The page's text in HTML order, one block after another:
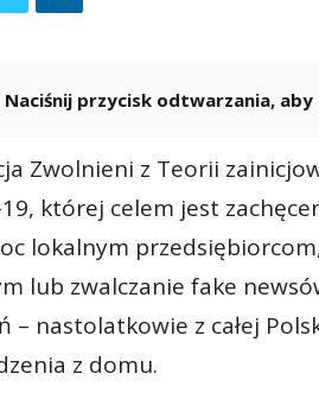
Naciśnij przycisk odtwarzania,
Zwolnieni z Teorii
19, której celem jest
lokalnym
lub zwalczanie fake
– nastolatkowie z całej
z domu.